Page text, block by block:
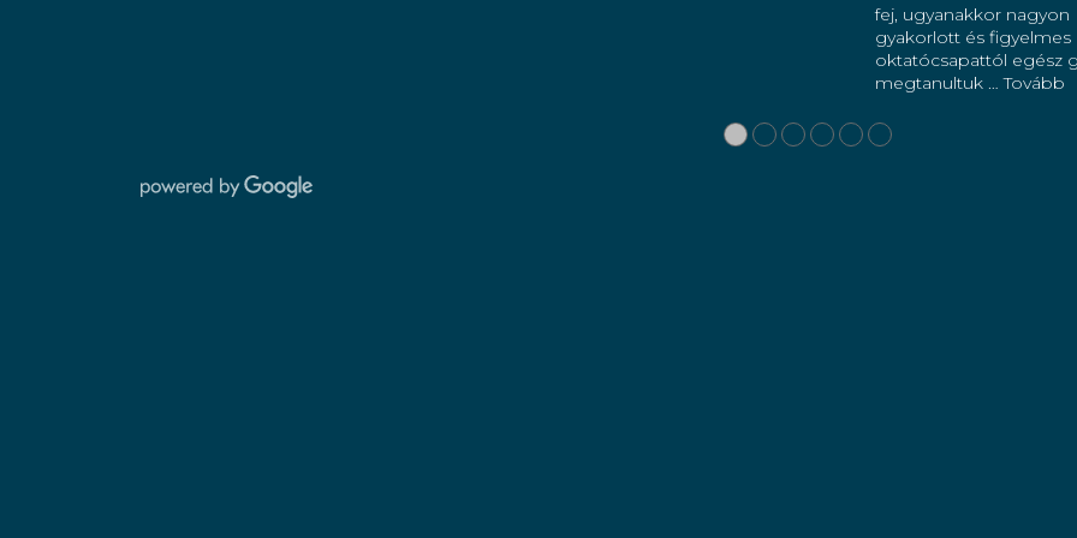
fej, ugyanakkor nagyon
gyakorlott és figyelmes
oktatócsapattól egész
megtanultuk … Tovább
●●●●●●